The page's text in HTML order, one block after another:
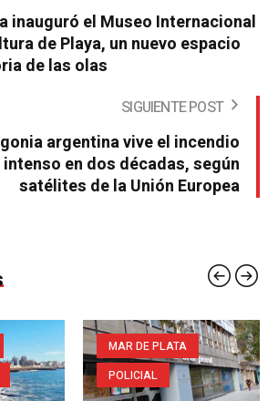
inauguró el Museo Internacional
de Playa, un nuevo espacio
de las olas
SIGUIENTE POST
argentina vive el incendio
en dos décadas, según
satélites de la Unión Europea
MAR DE PLATA
POLICIAL